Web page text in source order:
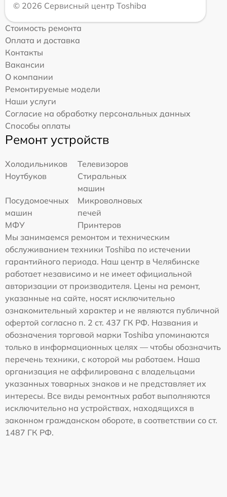
© 2026 Сервисный центр Toshiba
Стоимость ремонта
Оплата и доставка
Контакты
Вакансии
О компании
Ремонтируемые модели
Наши услуги
Согласие на обработку персональных данных
Способы оплаты
Ремонт устройств
Холодильников
Телевизоров
Ноутбуков
Стиральных
машин
Посудомоечных
машин
Микроволновых
печей
МФУ
Принтеров
Мы занимаемся ремонтом и техническим
обслуживанием техники Toshiba по истечении
гарантийного периода. Наш центр в Челябинске
работает независимо и не имеет официальной
авторизации от производителя. Цены на ремонт,
указанные на сайте, носят исключительно
ознакомительный характер и не являются публичной
офертой согласно п. 2 ст. 437 ГК РФ. Названия и
обозначения торговой марки Toshiba упоминаются
только в информационных целях — чтобы обозначить
перечень техники, с которой мы работаем. Наша
организация не аффилирована с владельцами
указанных товарных знаков и не представляет их
интересы. Все виды ремонтных работ выполняются
исключительно на устройствах, находящихся в
законном гражданском обороте, в соответствии со ст.
1487 ГК РФ.